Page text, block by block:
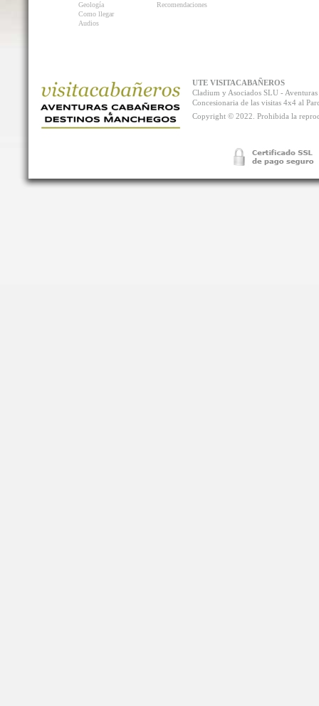
Geología
Como llegar
Audios
Recomendaciones
UTE VISITACABAÑEROS
Cladium y Asociados SLU -
Concesionaria de las visitas 4x4 al
Copyright © 2022. Prohibida la